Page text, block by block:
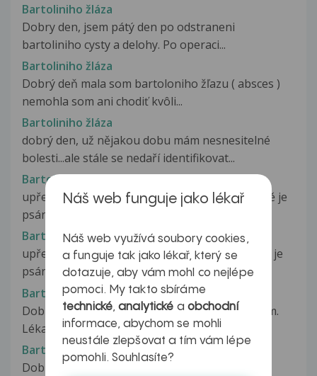
Bartoliniho žláza
Dobry den, jsem pátý den po odstraneni
bartoliniho cysty a delohy. Po operaci...
Bartoliniho žláza
Dobrý deň mala som bartoloniho žľazu ( absces )
nemohla som ani chodiť kvôli...
Bartoliniho žláza
dobrý den, už nějakou dobu mám nesnesitelné
bolesti...ale stále se nedaří identifikovat...
Bartoliniho žláza
upřesňuji dotaz popožený před chvílí. Ve zprávě je
psáno: ve střední části pochvy,...
Bartoliniho žláza
upřesňuji dotaz položený před chvílí. Ve zprávě je
psáno: ve střední části pochvy,...
Bartoliniho žláza
Dobrý den Mám už pár let bouličku pod pyskem.
Lékaři jsem to říkala a řekla...
Bartoliniho žláza
Dobrý den, asi před týdnem mi provedli malý
Náš web funguje jako lékař
Náš web využívá soubory cookies,
a funguje tak jako lékař, který se
dotazuje, aby vám mohl co nejlépe
pomoci. My takto sbíráme
technické,analytické a obchodní
informace, abychom se mohli
neustále zlepšovat a tím vám lépe
pomohli. Souhlasíte?